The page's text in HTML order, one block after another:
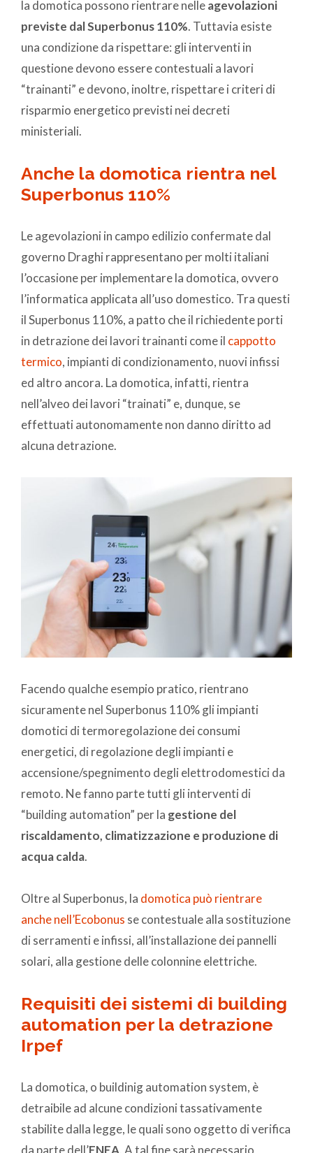
la domotica possono rientrare nelleagevolazioni
previste dal Superbonus 110%. Tuttavia esiste
una condizione da rispettare: gli interventi in
questione devono essere contestuali a lavori
“trainanti” e devono, inoltre, rispettare i criteri di
risparmio energetico previsti nei decreti
ministeriali.
Anche la domotica rientra nel
Superbonus 110%
Le agevolazioni in campo edilizio confermate dal
governo Draghi rappresentano per molti italiani
l’occasione per implementare la domotica, ovvero
l’informatica applicata all’uso domestico. Tra questi
il Superbonus 110%, a patto che il richiedente porti
in detrazione dei lavori trainanti come il cappotto
termico, impianti di condizionamento, nuovi infissi
ed altro ancora. La domotica, infatti, rientra
nell’alveo dei lavori “trainati” e, dunque, se
effettuati autonomamente non danno diritto ad
alcuna detrazione.
Facendo qualche esempio pratico, rientrano
sicuramente nel Superbonus 110% gli impianti
domotici di termoregolazione dei consumi
energetici, di regolazione degli impianti e
accensione/spegnimento degli elettrodomestici da
remoto. Ne fanno parte tutti gli interventi di
“building automation” per la gestione del
riscaldamento, climatizzazione e produzione di
acqua calda.
Oltre al Superbonus, la domotica può rientrare
anche nell’Ecobonus se contestuale alla sostituzione
di serramenti e infissi, all’installazione dei pannelli
solari, alla gestione delle colonnine elettriche.
Requisiti dei sistemi di building
automation per la detrazione
Irpef
La domotica, o buildinig automation system, è
detraibile ad alcune condizioni tassativamente
stabilite dalla legge, le quali sono oggetto di verifica
da parte dell’ENEA . A tal fine sarà necessario